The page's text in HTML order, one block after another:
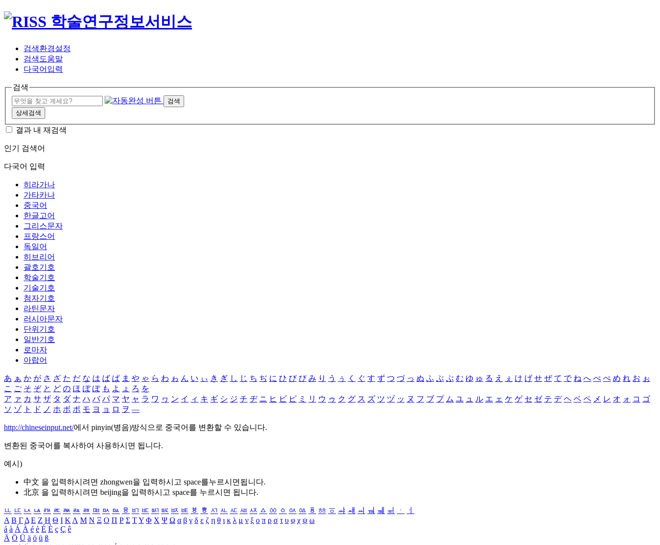
검색환경설정
검색도움말
다국어입력
검색
검색
상세검색
결과 내 재검색
인기 검색어
다국어 입력
히라가나
가타카나
중국어
한글고어
그리스문자
프랑스어
독일어
히브리어
괄호기호
학술기호
기술기호
첨자기호
라틴문자
러시아문자
단위기호
일반기호
로마자
아랍어
あ ぁ か が さ ざ た だ な は ば ぱ ま や ゃ ら わ ゎ ん い ぃ き ぎ し じ ち ぢ に ひ び ぴ み り う ぅ く ぐ す ず つ づ っ ぬ ふ ぶ ぷ む ゆ ゅ る え ぇ け げ せ ぜ て で ね へ べ ぺ め れ お ぉ
こ ご そ ぞ と ど の ほ ぼ ぽ も よ ょ ろ を
ア ァ カ サ ザ タ ダ ナ ハ バ パ マ ヤ ャ ラ ワ ヮ ン イ ィ キ ギ シ ジ チ ヂ ニ ヒ ビ ピ ミ リ ウ ゥ ク グ ス ズ ツ ヅ ッ ヌ フ ブ プ ム ユ ュ ル エ ェ ケ ゲ セ ゼ テ デ ヘ ベ ペ メ レ オ ォ コ ゴ
ソ ゾ ト ド ノ ホ ボ ポ モ ヨ ョ ロ ヲ ―
http://chineseinput.net/에서 pinyin(병음)방식으로 중국어를 변환할 수 있습니다.
변환된 중국어를 복사하여 사용하시면 됩니다.
예시)
中文 을 입력하시려면 zhongwen을 입력하시고 space를누르시면됩니다.
北京 을 입력하시려면 beijing을 입력하시고 space를 누르시면 됩니다.
ㅥ ㅦ ㅧ ㅨ ㅩ ㅪ ㅫ ㅬ ㅭ ㅮ ㅯ ㅰ ㅱ ㅲ ㅳ ㅴ ㅵ ㅶ ㅷ ㅸ ㅹ ㅺ ㅻ ㅼ ㅽ ㅾ ㅿ ㆀ ㆁ ㆂ ㆃ ㆄ ㆅ ㆆ ㆇ ㆈ ㆉ ㆊ ㆋ ㆌ ㆍ
ㆎ
Α Β ΓΔ Ε Ζ Η Θ Ι ΚΛ Μ Ν Ξ Ο Π Ρ Σ ΤΥ Φ Χ Ψ Ω α β γ δ ε ζ η θ ι κ λ μ ν ξ ο π ρ σ τ υ φ χ ψ ω
á à Á À é è É È ç Ç ê
Ä Ö Ü ä ö ü ß